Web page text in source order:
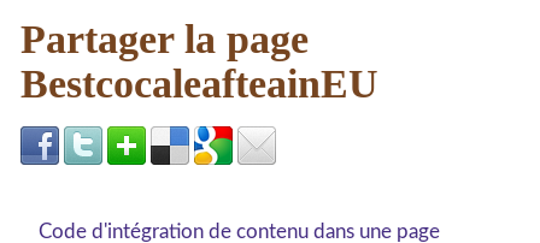
Partager la page
BestcocaleafteainEU
Code d'intégration de contenu dans une page